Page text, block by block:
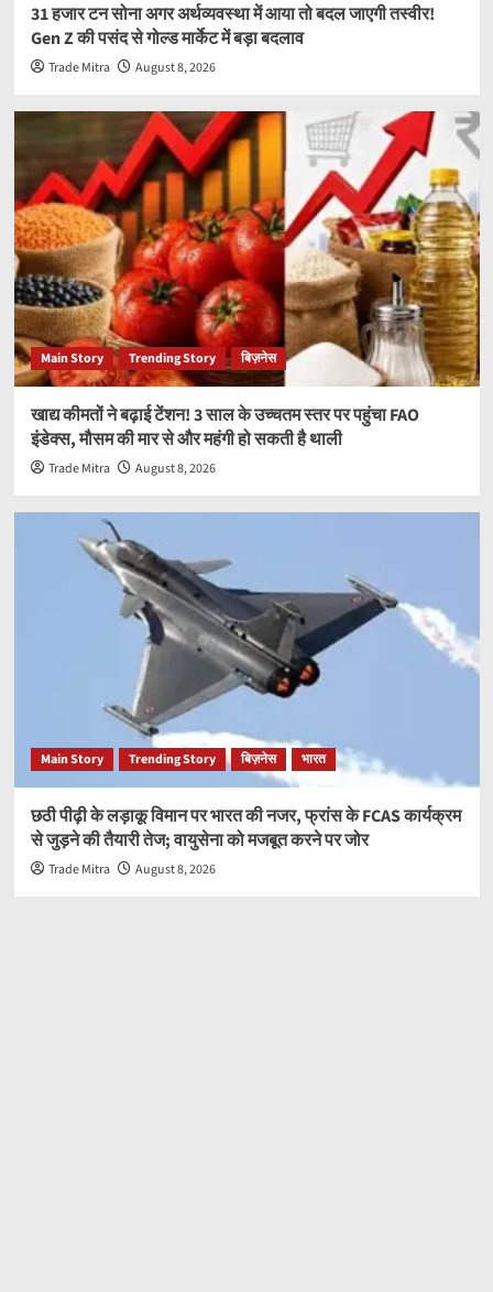
31 हजार टन सोना अगर अर्थव्यवस्था में आया तो बदल जाएगी तस्वीर!
Gen Z की पसंद से गोल्ड मार्केट में बड़ा बदलाव
Trade Mitra August 8, 2026
Main Story Trending Story बिज़नेस
खाद्य कीमतों ने बढ़ाई टेंशन! 3 साल के उच्चतम स्तर पर पहुंचा FAO
इंडेक्स, मौसम की मार से और महंगी हो सकती है थाली
Trade Mitra August 8, 2026
Main Story Trending Story बिज़नेस भारत
छठी पीढ़ी के लड़ाकू विमान पर भारत की नजर, फ्रांस के FCAS कार्यक्रम
से जुड़ने की तैयारी तेज; वायुसेना को मजबूत करने पर जोर
Trade Mitra August 8, 2026